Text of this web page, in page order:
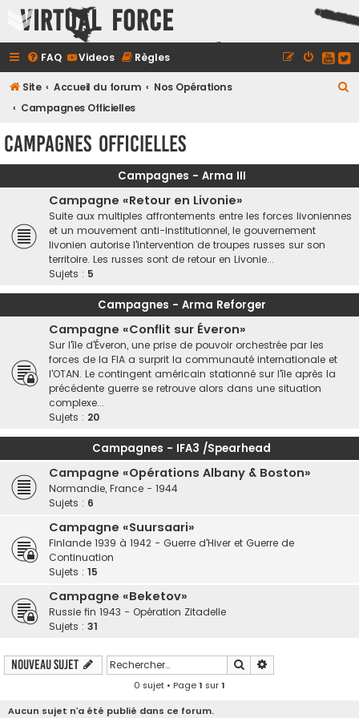
Virtual Force
FAQ Videos Règles
Site Accueil du forum
Nos Opérations
Campagnes Officielles
r
c
Campagnes Officielles
Campagnes - Arma III
Campagne «Retour en Livonie»
Suite aux multiples affrontements entre les forces livoniennes
et un mouvement anti-institutionnel, le gouvernement
livonien autorise l'intervention de troupes russes sur son
territoire. Les russes sont de retour en Livonie...
Sujets : 5
Campagnes - Arma Reforger
Campagne «Conflit sur Éveron»
Sur l'île d'Éveron, une prise de pouvoir orchestrée par les
forces de la FIA a surprit la communauté internationale et
l'OTAN. Le contingent américain stationné sur l'île après la
précédente guerre se retrouve alors dans une situation
complexe...
Sujets : 20
Campagnes - IFA3 /Spearhead
Campagne «Opérations Albany & Boston»
Normandie, France - 1944
Sujets : 6
Campagne «Suursaari»
Finlande 1939 à 1942 - Guerre d'Hiver et Guerre de
Continuation
Sujets : 15
Campagne «Beketov»
Russie fin 1943 - Opération Zitadelle
Sujets : 31
Nouveau sujet Rechercher
0 sujet • Page1 sur1
Aucun sujet n’a été publié dans ce forum.